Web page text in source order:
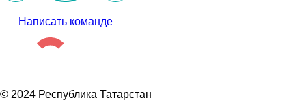
Написать команде
© 2024 Республика Татарстан